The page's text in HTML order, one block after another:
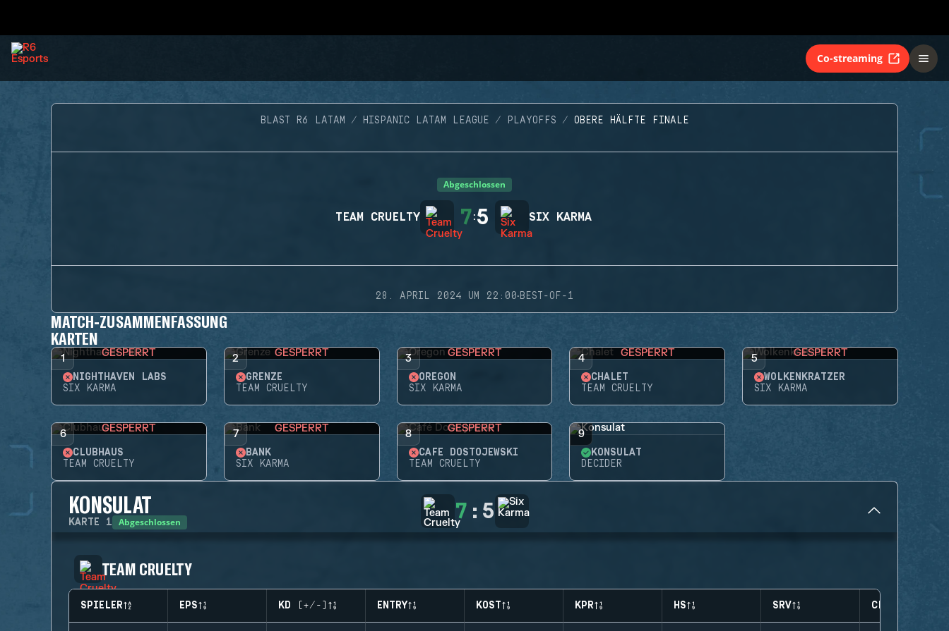
Co-streaming
BLAST R6 LATAM HISPANIC LATAM LEAGUE PLAYOFFS OBERE HÄLFTE FINALE
Abgeschlossen
TEAM CRUELTY 7:5 SIX KARMA
28. APRIL 2024 UM 22:00·BEST-OF-1
MATCH-ZUSAMMENFASSUNG
KARTEN
1 GESPERRT
NIGHTHAVEN LABS
SIX KARMA
2 GESPERRT
GRENZE
TEAM CRUELTY
3 GESPERRT
OREGON
SIX KARMA
4 GESPERRT
CHALET
TEAM CRUELTY
5 GESPERRT
WOLKENKRATZER
SIX KARMA
6 GESPERRT
CLUBHAUS
TEAM CRUELTY
7 GESPERRT
BANK
SIX KARMA
8 GESPERRT
CAFÉ DOSTOJEWSKI
TEAM CRUELTY
9
KONSULAT
DECIDER
KONSULAT
KARTE 1 Abgeschlossen 7 : 5
TEAM CRUELTY
SPIELER EPS KD (+/-) ENTRY KOST KPR HS SRV CLUTCHES